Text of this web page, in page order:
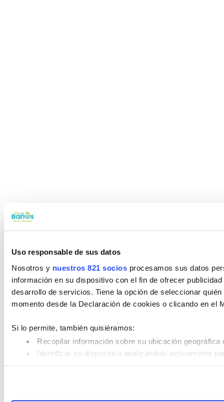
Uso responsable de sus datos
Nosotros y nuestros 821 socios procesamos sus datos
información en su dispositivo con el fin de ofrecer
desarrollo de servicios. Tiene la opción de seleccionar
momento desde la Declaración de cookies o clicando en el
Si lo permite, también quisiéramos:
Recopilar información sobre su ubicación
Identificar su dispositivo analizándolo activamente